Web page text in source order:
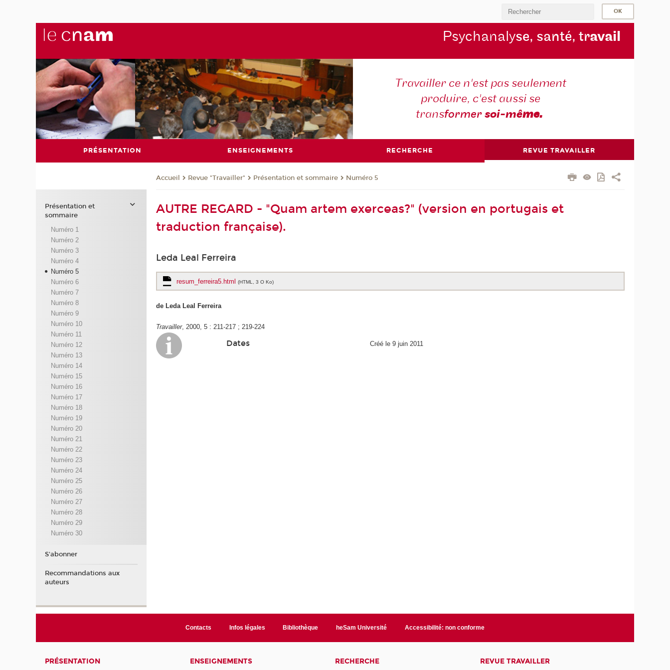
Psychanalyse, santé, travail
Travailler ce n'est pas seulement
produire, c'est aussi se
transformersoi-même.
PRÉSENTATION ENSEIGNEMENTS RECHERCHE REVUE TRAVAILLER
Accueil Revue "Travailler" Présentation et sommaire Numéro 5
AUTRE REGARD - "Quam artem exerceas?" (version en portugais et
traduction française).
Leda Leal Ferreira
resum_ferreira5.html(HTML, 3 O Ko)
de Leda Leal Ferreira
Travailler, 2000, 5 : 211-217 ; 219-224
Dates Créé le 9 juin 2011
Présentation et
sommaire
Numéro 1
Numéro 2
Numéro 3
Numéro 4
Numéro 5
Numéro 6
Numéro 7
Numéro 8
Numéro 9
Numéro 10
Numéro 11
Numéro 12
Numéro 13
Numéro 14
Numéro 15
Numéro 16
Numéro 17
Numéro 18
Numéro 19
Numéro 20
Numéro 21
Numéro 22
Numéro 23
Numéro 24
Numéro 25
Numéro 26
Numéro 27
Numéro 28
Numéro 29
Numéro 30
S'abonner
Recommandations aux
auteurs
Contacts Infos légales Bibliothèque heSam Université Accessibilité: non conforme
PRÉSENTATION ENSEIGNEMENTS RECHERCHE REVUE TRAVAILLER